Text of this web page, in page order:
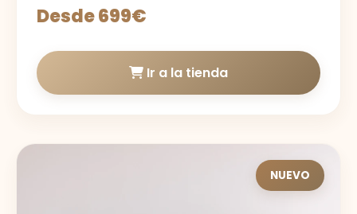
Desde 699€
Ir a la tienda
NUEVO